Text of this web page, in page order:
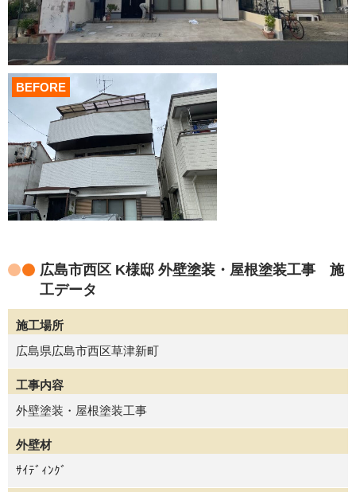
BEFORE
広島市西区 K様邸 外壁塗装・屋根塗装工事 施
工データ
施工場所
広島県広島市西区草津新町
工事内容
外壁塗装・屋根塗装工事
外壁材
ｻｲﾃﾞｨﾝｸﾞ